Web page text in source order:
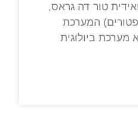
טור דה גראס,
המערכת
מערכת ביולוגית